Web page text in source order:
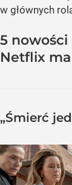
w głównych
5 nowości
Netflix
„Śmierć